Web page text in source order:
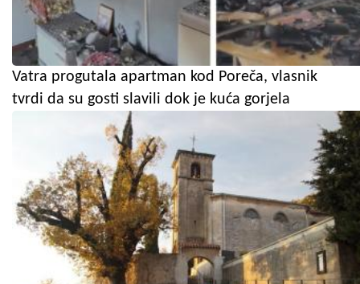
Vatra progutala apartman kod Poreča, vlasnik
tvrdi da su gosti slavili dok je kuća gorjela